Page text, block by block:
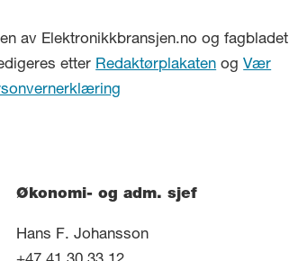
av Elektronikkbransjen.no og fagbladet
etter Redaktørplakaten ogVær
Økonomi- og adm. sjef
Hans F. Johansson